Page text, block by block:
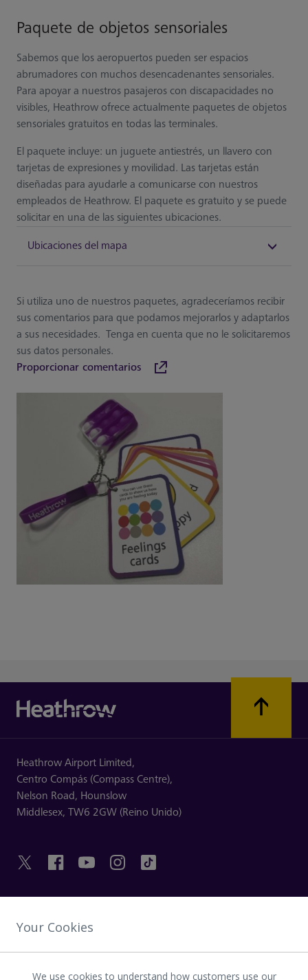
Paquete de objetos sensoriales
Sabemos que los aeropuertos pueden ser espacios
abrumadores con muchos desencadenantes sensoriales.
Para apoyar a nuestros pasajeros con discapacidades no
visibles, Heathrow ofrece actualmente paquetes de objetos
sensoriales gratuitos en todas las terminales.
El paquete incluye: un juguete antiestrés, un llavero con
tarjetas de expresiones y movilidad. Las tarjetas están
diseñadas para ayudarle a comunicarse con nuestros
empleados de Heathrow. El paquete es gratuito y se puede
solicitar en una de las siguientes ubicaciones.
Ubicaciones del mapa
Si utiliza uno de nuestros paquetes, agradeceríamos recibir
sus comentarios para que podamos mejorarlos y adaptarlos
a sus necesidades. Tenga en cuenta que no le solicitaremos
sus datos personales.
Proporcionar comentarios
Heathrow Airport Limited,
Centro Compás (Compass Centre),
Nelson Road, Hounslow
Middlesex, TW6 2GW (Reino Unido)
DESCUBRA HEATHROW
Your Cookies
We use cookies to understand how customers use our